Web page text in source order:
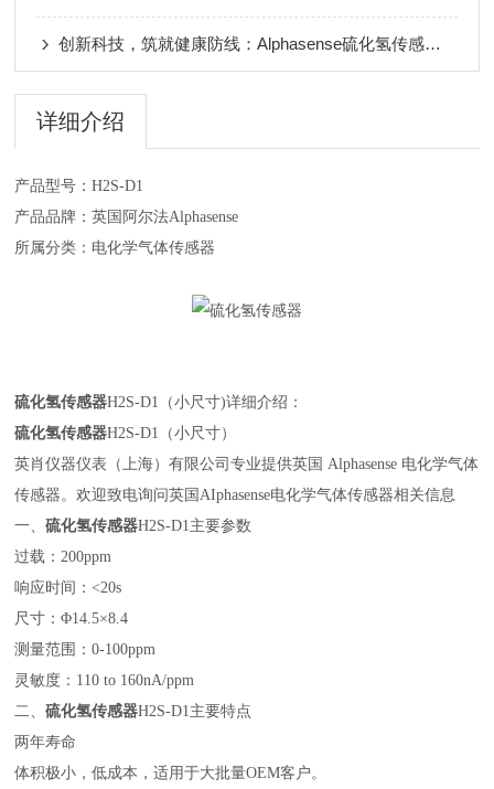
创新科技，筑就健康防线：Alphasense硫化氢传感器在医疗领域的深度应用
详细介绍
产品型号：H2S-D1
产品品牌：英国阿尔法Alphasense
所属分类：电化学气体传感器
硫化氢传感器H2S-D1（小尺寸)详细介绍：
硫化氢传感器H2S-D1（小尺寸）
英肖仪器仪表（上海）有限公司专业提供英国 Alphasense 电化学气体
传感器。欢迎致电询问英国AIphasense电化学气体传感器相关信息
一、硫化氢传感器H2S-D1主要参数
过载：200ppm
响应时间：<20s
尺寸：Φ14.5×8.4
测量范围：0-100ppm
灵敏度：110 to 160nA/ppm
二、硫化氢传感器H2S-D1主要特点
两年寿命
体积极小，低成本，适用于大批量OEM客户。